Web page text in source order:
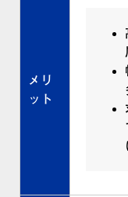
メリ
ット